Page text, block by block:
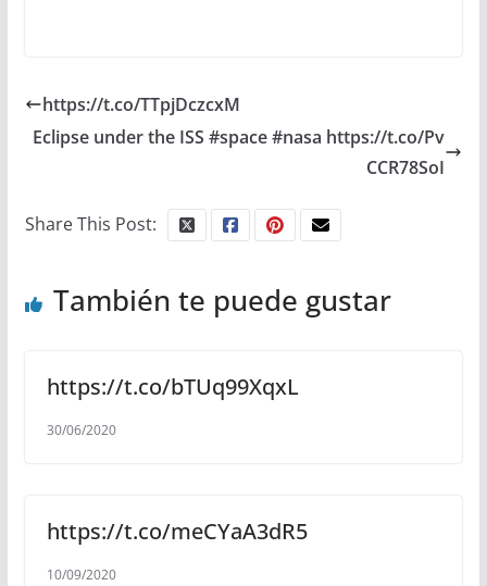
https://t.co/TTpjDczcxM
Eclipse under the ISS #space #nasa https://t.co/Pv
CCR78SoI
Share This Post:
También te puede gustar
https://t.co/bTUq99XqxL
30/06/2020
https://t.co/meCYaA3dR5
10/09/2020